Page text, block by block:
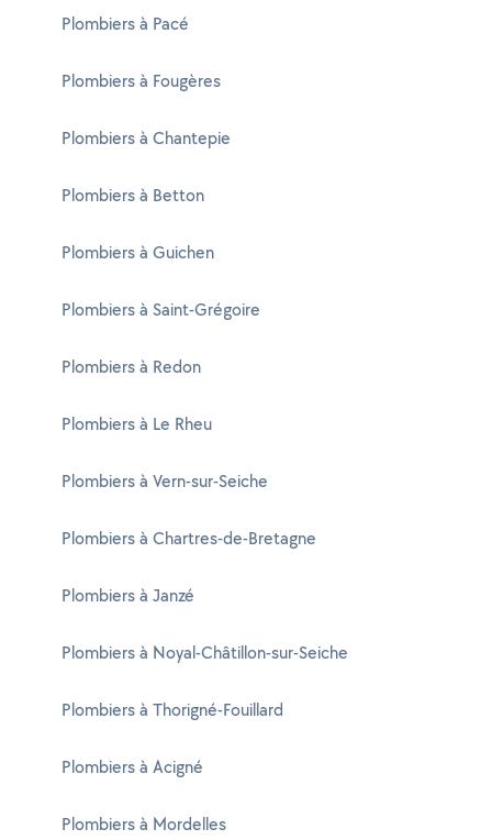
Plombiers à Pacé
Plombiers à Fougères
Plombiers à Chantepie
Plombiers à Betton
Plombiers à Guichen
Plombiers à Saint-Grégoire
Plombiers à Redon
Plombiers à Le Rheu
Plombiers à Vern-sur-Seiche
Plombiers à Chartres-de-Bretagne
Plombiers à Janzé
Plombiers à Noyal-Châtillon-sur-Seiche
Plombiers à Thorigné-Fouillard
Plombiers à Acigné
Plombiers à Mordelles